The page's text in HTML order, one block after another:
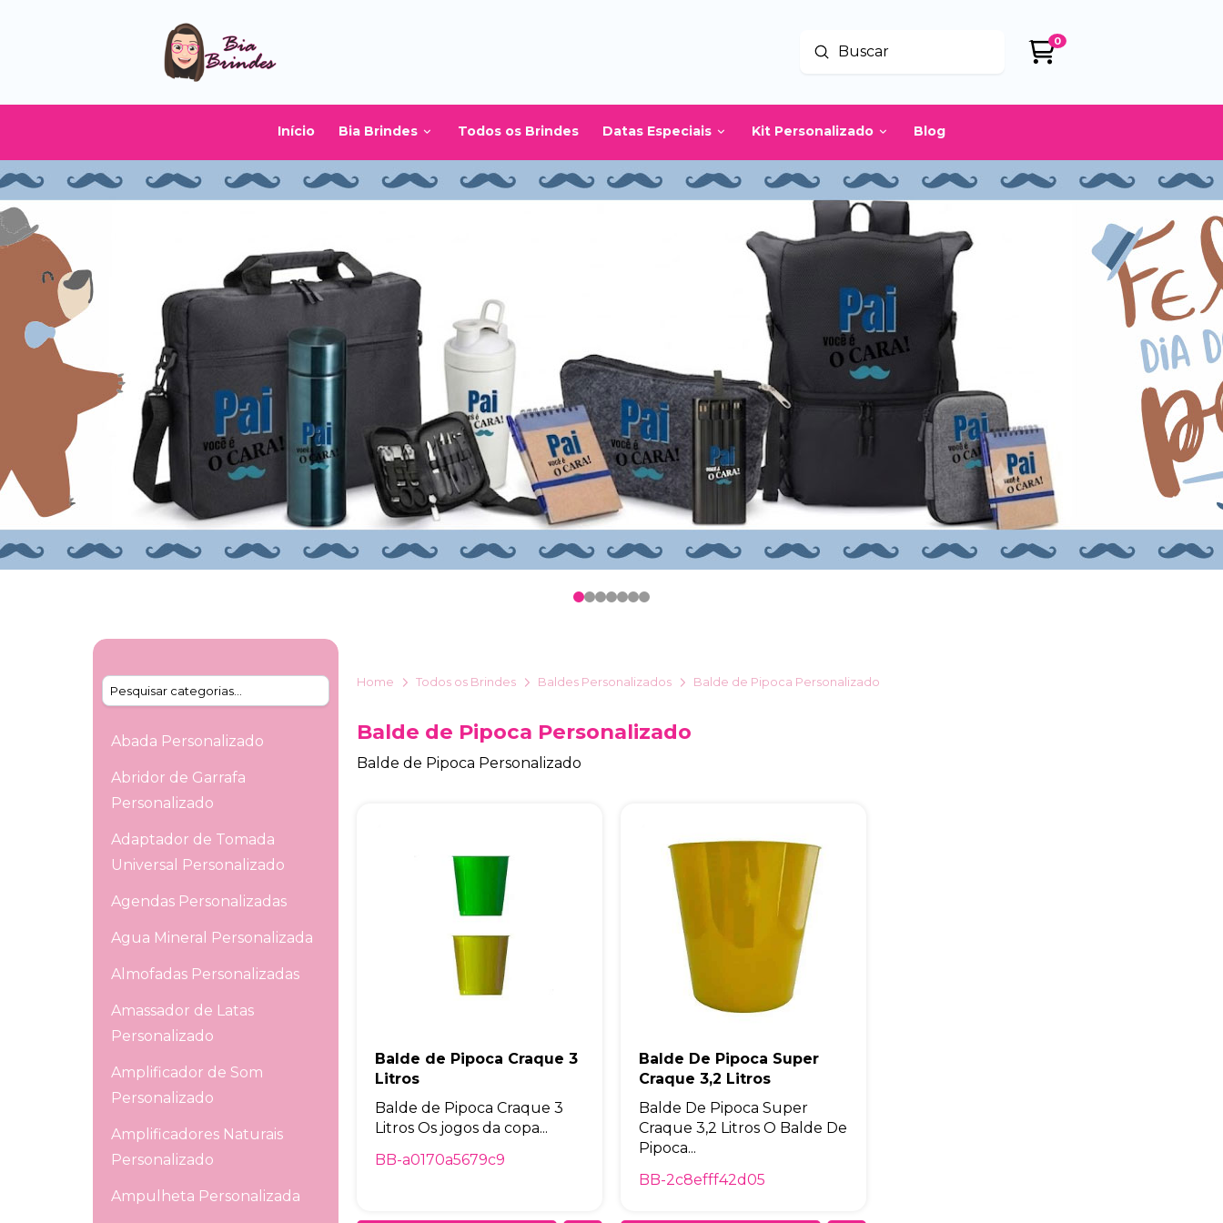
Buscar
Enviar
0
Início Bia Brindes Todos os Brindes Datas Especiais Kit Personalizado Blog
01 23456
Abada Personalizado
Abridor de Garrafa
Personalizado
Adaptador de Tomada
Universal Personalizado
Agendas Personalizadas
Agua Mineral Personalizada
Almofadas Personalizadas
Amassador de Latas
Personalizado
Amplificador de Som
Personalizado
Amplificadores Naturais
Personalizado
Ampulheta Personalizada
Home Todos os Brindes Baldes Personalizados Balde de Pipoca Personalizado
Balde de Pipoca Personalizado
Balde de Pipoca Personalizado
Balde de Pipoca Craque 3
Litros
Balde de Pipoca Craque 3
Litros Os jogos da copa...
BB-a0170a5679c9
Balde De Pipoca Super
Craque 3,2 Litros
Balde De Pipoca Super
Craque 3,2 Litros O Balde De
Pipoca...
BB-2c8efff42d05